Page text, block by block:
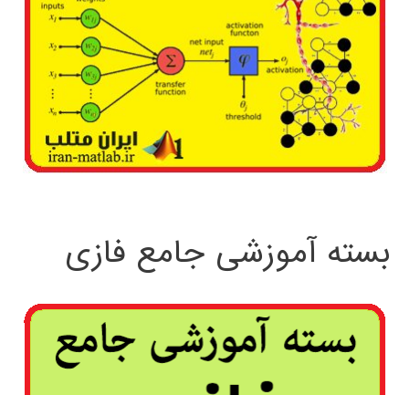
بسته آموزشی جامع فازی